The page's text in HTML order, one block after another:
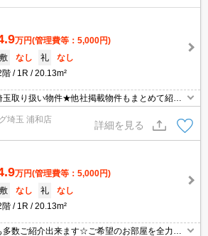
万円(管理費等：5,000円)
敷
なし 礼
なし
階
1R 20.13m²
玉取り扱い物件★他社掲載物件もまとめて紹介
での面談＆見学も対応
埼玉 浦和店
詳細を見る
万円(管理費等：5,000円)
敷
なし 礼
なし
階
1R 20.13m²
数ご紹介出来ます☆ご希望のお部屋を全力で